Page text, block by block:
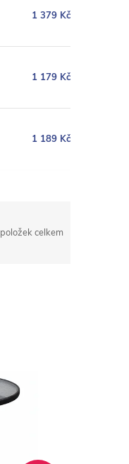
1 379 Kč
1 179 Kč
1 189 Kč
položek celkem